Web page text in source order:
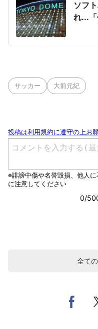
ソフ
れ...「
サッカー 大前元紀
全て